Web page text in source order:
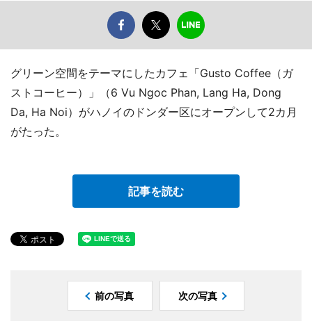
グリーン空間をテーマにしたカフェ「Gusto Coffee（ガ
ストコーヒー）」（6 Vu Ngoc Phan, Lang Ha, Dong
Da, Ha Noi）がハノイのドンダー区にオープンして2カ月
がたった。
記事を読む
前の写真 次の写真